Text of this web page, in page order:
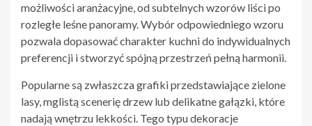
możliwości aranżacyjne, od subtelnych wzorów liści po
rozległe leśne panoramy. Wybór odpowiedniego wzoru
pozwala dopasować charakter kuchni do indywidualnych
preferencji i stworzyć spójną przestrzeń pełną harmonii.
Popularne są zwłaszcza grafiki przedstawiające zielone
lasy, mglistą scenerię drzew lub delikatne gałązki, które
nadają wnętrzu lekkości. Tego typu dekoracje